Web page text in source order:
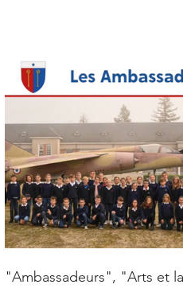
"Ambassadeurs", "Arts et